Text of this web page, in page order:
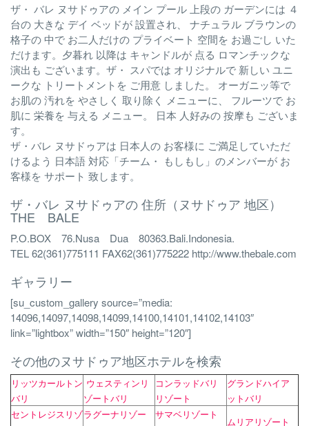
ザ・ バレ ヌサドゥアの メイン プール 上段の ガーデンには ４
台の 大きな デイ ベッドが 設置され、 ナチュラル ブラウンの
格子の 中で お二人だけの プライベート 空間を お過ごし いた
だけます。夕暮れ 以降は キャンドルが 点る ロマンチックな
演出も ございます。ザ・ スパでは オリジナルで 新しい ユニ
ークな トリートメントを ご用意 しました。 オーガニッ等で
お肌の 汚れを やさしく 取り除く メニューに、 フルーツで お
肌に 栄養を 与える メニュー。 日本 人好みの 按摩も ございま
す。
ザ・バレ ヌサドゥアは 日本人の お客様に ご満足していただ
けるよう 日本語 対応「チーム・ もしもし」のメンバーが お
客様を サポート 致します。
ザ・バレ ヌサドゥアの 住所（ヌサドゥア 地区）
THE BALE
P.O.BOX 76.Nusa Dua 80363.Bali.Indonesia.
TEL 62(361)775111 FAX62(361)775222 http://www.thebale.com
ギャラリー
[su_custom_gallery source=”media:
14096,14097,14098,14099,14100,14101,14102,14103″
link=”lightbox” width=”150″ height=”120″]
その他のヌサドゥア地区ホテルを検索
リッツカールトン
バリ
ウェスティンリ
ゾートバリ
コンラッドバリ
リゾート
グランドハイア
ットバリ
セントレジスリゾラグーナリゾー
サマベリゾート
ムリアリゾート